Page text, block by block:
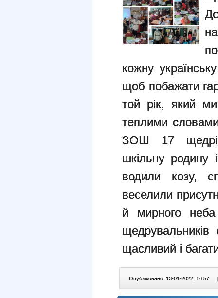
кожну
щоб побажати
той рік, який
теплими
ЗОШ 17
шкільну родину
водили козу,
веселили
й мирного
щасливий і
Опубліковано: 13-01-2022, 16:57 |